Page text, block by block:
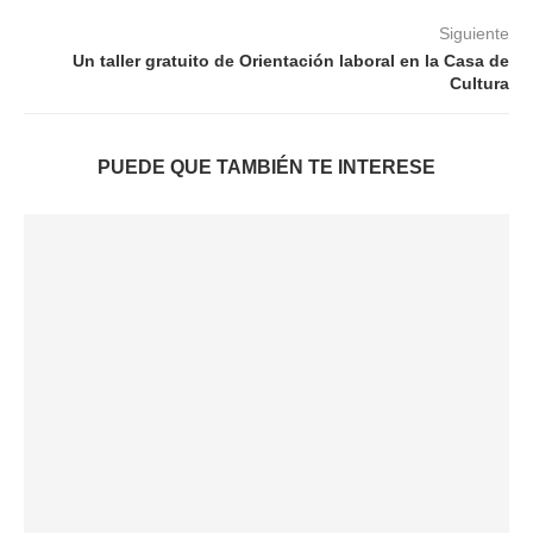
Siguiente
Un taller gratuito de Orientación laboral en la Casa de
Cultura
PUEDE QUE TAMBIÉN TE INTERESE